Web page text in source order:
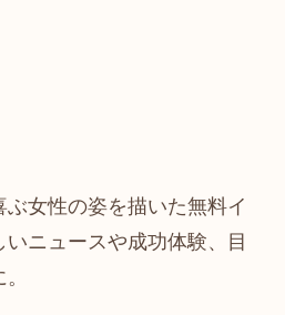
女性の姿を描いた無料イ
ニュースや成功体験、目